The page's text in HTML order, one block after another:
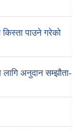
पाउने गरेको
अनुदान सम्झौता-